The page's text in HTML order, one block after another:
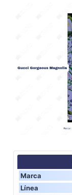
Marca
Línea